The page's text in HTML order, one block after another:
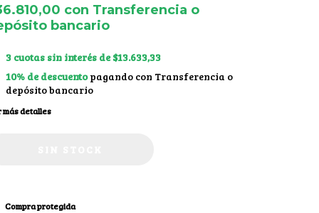
con Transferencia o
bancario
3 cuotas sin interés de$13.633,33
10% de descuentopagando con Transferencia o
depósito bancario
más detalles
Compra protegida